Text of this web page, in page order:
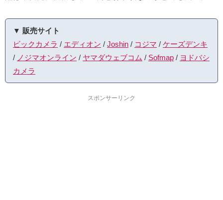
▼ 販売サイト
ビックカメラ / エディオン / Joshin / コジマ / ケーズデンキ
/ ノジマオンライン / ヤマダウェブコム / Sofmap / ヨドバシ
カメラ
スポンサーリンク